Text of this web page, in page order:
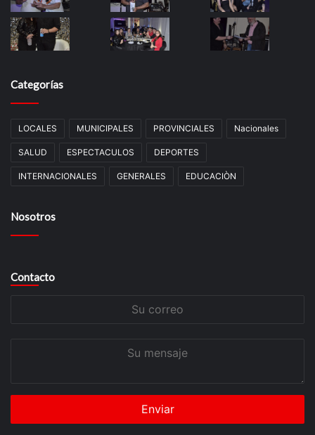
Categorías
LOCALES MUNICIPALES PROVINCIALES Nacionales
SALUD ESPECTACULOS DEPORTES
INTERNACIONALES GENERALES EDUCACIÒN
Nosotros
Contacto